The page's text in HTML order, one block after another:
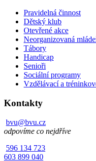
Pravidelná činnost
Dětský klub
Otevřené akce
Neorganizovaná
Tábory
Handicap
Senioři
Sociální programy
Vzdělávací a
Kontakty
bvu@bvu.cz
odpovíme co nejdříve
596 134 723
603 899 040